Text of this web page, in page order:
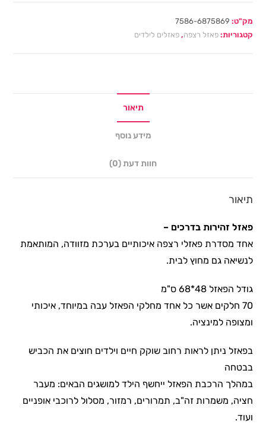
מק"ט: 7586-6875869
קטגוריות:פאזל רצפה,פאזלים לילדים
תיאור
מידע נוסף
חוות דעת (0)
תיאור
פאזל זהירות בדרכים –
אחד מסדרת פאזלי רצפה איכותיים בערכת מזוודה, המותאמת
לנשיאה גם מחוץ לבית.
גודל הפאזל 48*68 ס"מ
70 חלקים אשר כל אחד מחלקי הפאזל עבה במיוחד, איכותי
ומצופה למינציה.
בפאזל ניתן לראות רחוב שוקק חיים וילדים חוצים את הכביש
בבטחה
במהלך הרכבת הפאזל ייחשף הילד למושגים הבאים: מעבר
חציה, משמרות זה"ב, תמרורים, רמזור, מסלול לרוכבי אופניים
ועוד.